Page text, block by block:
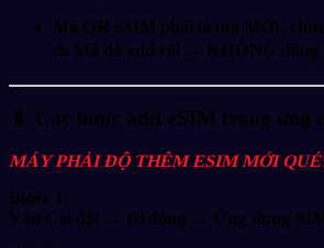
Mã QR eSIM phải là mã MỚI,
⚠️ Mã đã add rồi → KHÔNG dùng
📱 Các bước add eSIM trong ứng
MÁY PHẢI ĐỘ THÊM ESIM MỚI
Bước 1:
Vào Cài đặt → Di động → Ứng dụng